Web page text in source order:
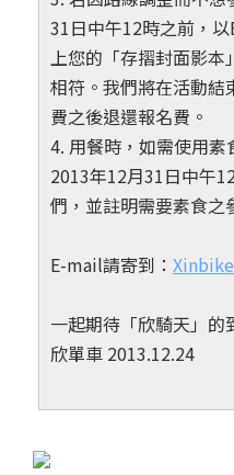
31日中午12時之前，
上您的「存摺封面影本
相符。我們將在活動結
費之後退還報名費。
4. 用餐時，如需使用
2013年12月31日中午
們，並註明需要素食之
E-mail請寄到：
一起期待「欣騎天」的
欣單車 2013.12.24